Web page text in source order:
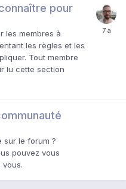
pour
les membres à
les règles et les
Tout membre
lu cette section
sur le forum ?
pouvez vous